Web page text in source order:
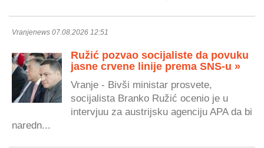
Vranjenews 07.08.2026 12:51
Ružić pozvao socijaliste da povuku
jasne crvene linije prema SNS-u »
Vranje - Bivši ministar prosvete,
socijalista Branko Ružić ocenio je u
intervjuu za austrijsku agenciju APA da bi
naredn...